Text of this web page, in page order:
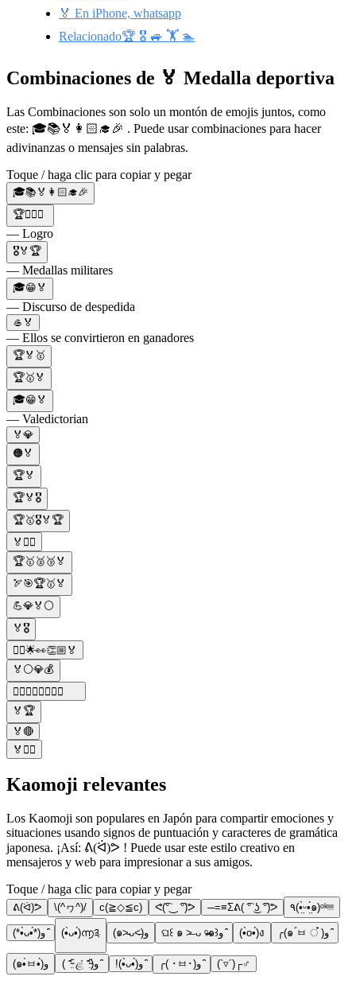
🏅 En iPhone, whatsapp
Relacionado🏆 🎖️ 🚙 🏋️ 🏊
Combinaciones de 🏅 Medalla deportiva
Las Combinaciones son solo un montón de emojis juntos, como
este: 🎓📚🏅👩🏻‍🎓🎉 . Puede usar combinaciones para hacer
adivinanzas o mensajes sin palabras.
Toque / haga clic para copiar y pegar
🎓📚🏅👩🏻‍🎓🎉
🏆🏋️‍♂️🏅
— Logro
🎖🏅🏆
— Medallas militares
🎓😁🏅
— Discurso de despedida
🥌🏅
— Ellos se convirtieron en ganadores
🏆🏅🥇
🏆🥇🏅
🎓😁🏅
— Valedictorian
🏅💎
🟠🏅
🏆🏅
🏆🏅🎖️
🏆🥇🎖️🏅🏆
🏅🚴‍♂️
🏆🥇🥈🥉🏅
🏹🎯🏆🥇🏅
💪💎🏅⚪
🏅🎖️
🏃‍♂️🌟👀👏🏼🏅
🏅⚪💎💰
🏋️‍♀️🏋️‍♂️💪🏽👥🏅
🏅🏆
🏅🔴
🏅🏃‍♂️
Kaomoji relevantes
Los Kaomoji son populares en Japón para compartir emociones y
situaciones usando signos de puntuación y caracteres de gramática
japonesa. ¡Así: ᕕ(ᐛ)ᕗ ! Puede usar este estilo creativo en
mensajeros y web para impresionar a sus amigos.
Toque / haga clic para copiar y pegar
ᕕ(ᐛ)ᕗ \(^ヮ^)/ c(≧◇≦c) ᕙ(͡°‿ ͡°)ᕗ ─=≡Σᕕ( ͡° ͜ʖ ͡°)ᕗ ٩(•̤̀ᵕ•̤́๑)ᵒᵏᵎᵎᵎᵎ
(*•̀ᴗ•́*)و ̑̑ (•̀ᴗ•́)൬༉ (๑˃̵ᴗ˂̵)و ଘ꒰ ๑ ˃̶ ᴗ ᵒ̴̶̷๑꒱و ̑̑ (•̀o•́)ง ╭(๑ ॔ㅂ ਂ ॓)و ̑̑
(๑•̀ㅂ•́)و ( ⁼̴̤̆ ළ̉ ⁼̴̤̆)و ̑̑ !(•̀ᴗ•́)و ̑̑ ╭( ･ㅂ･)و ̑̑ (`▿´)┌♂